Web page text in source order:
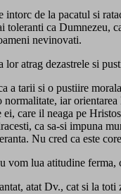
intorc de la pacatul si
toleranti ca Dumnezeu,
nevinovati.
atrag dezastrele si
a tarii si o pustiire
iar
care il neaga pe
ca sa-si impuna
Nu cred ca este
vom lua atitudine ferma,
atat Dv., cat si la